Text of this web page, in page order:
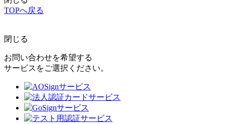
TOPへ戻る
閉じる
お問い合わせを希望する
サービスをご選択ください。